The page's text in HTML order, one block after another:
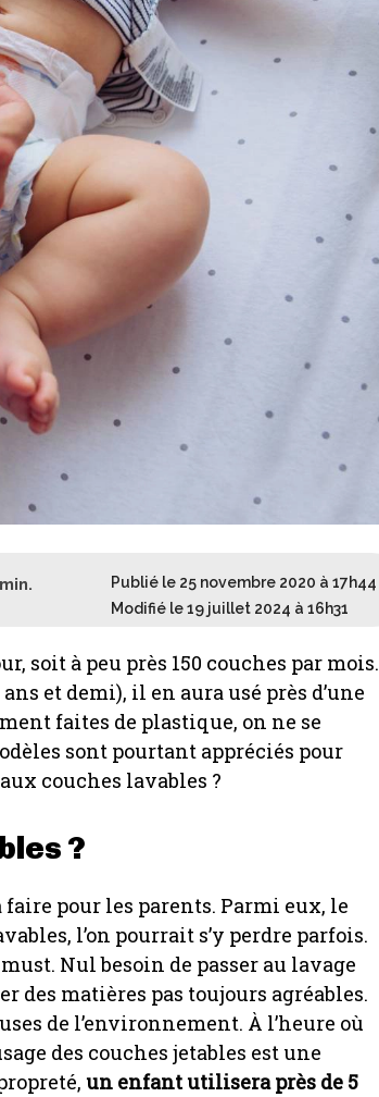
min.
Publié le 25 novembre 2020 à 17h44
Modifié le 19 juillet 2024 à 16h31
soit à peu près 150 couches par mois.
et demi), il en aura usé près d’une
faites de plastique, on ne se
sont pourtant appréciés pour
couches lavables ?
?
faire pour les parents. Parmi eux, le
l’on pourrait s’y perdre parfois.
Nul besoin de passer au lavage
des matières pas toujours agréables.
de l’environnement. À l’heure où
des couches jetables est une
un enfant utilisera près de 5